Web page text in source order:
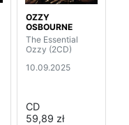
OZZY
OSBOURNE
The Essential
Ozzy (2CD)
10.09.2025
CD
59,89 zł